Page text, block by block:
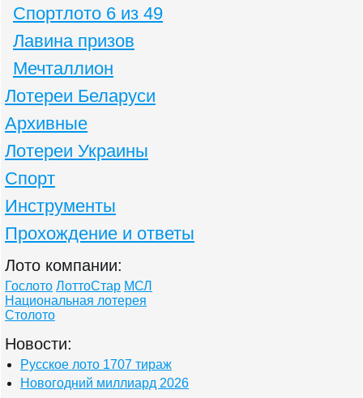
Спортлото 6 из 49
Лавина призов
Мечталлион
Лотереи Беларуси
Архивные
Лотереи Украины
Спорт
Инструменты
Прохождение и ответы
Лото компании:
Гослото ЛоттоСтар МСЛ
Национальная лотерея
Столото
Новости:
Русское лото 1707 тираж
Новогодний миллиард 2026